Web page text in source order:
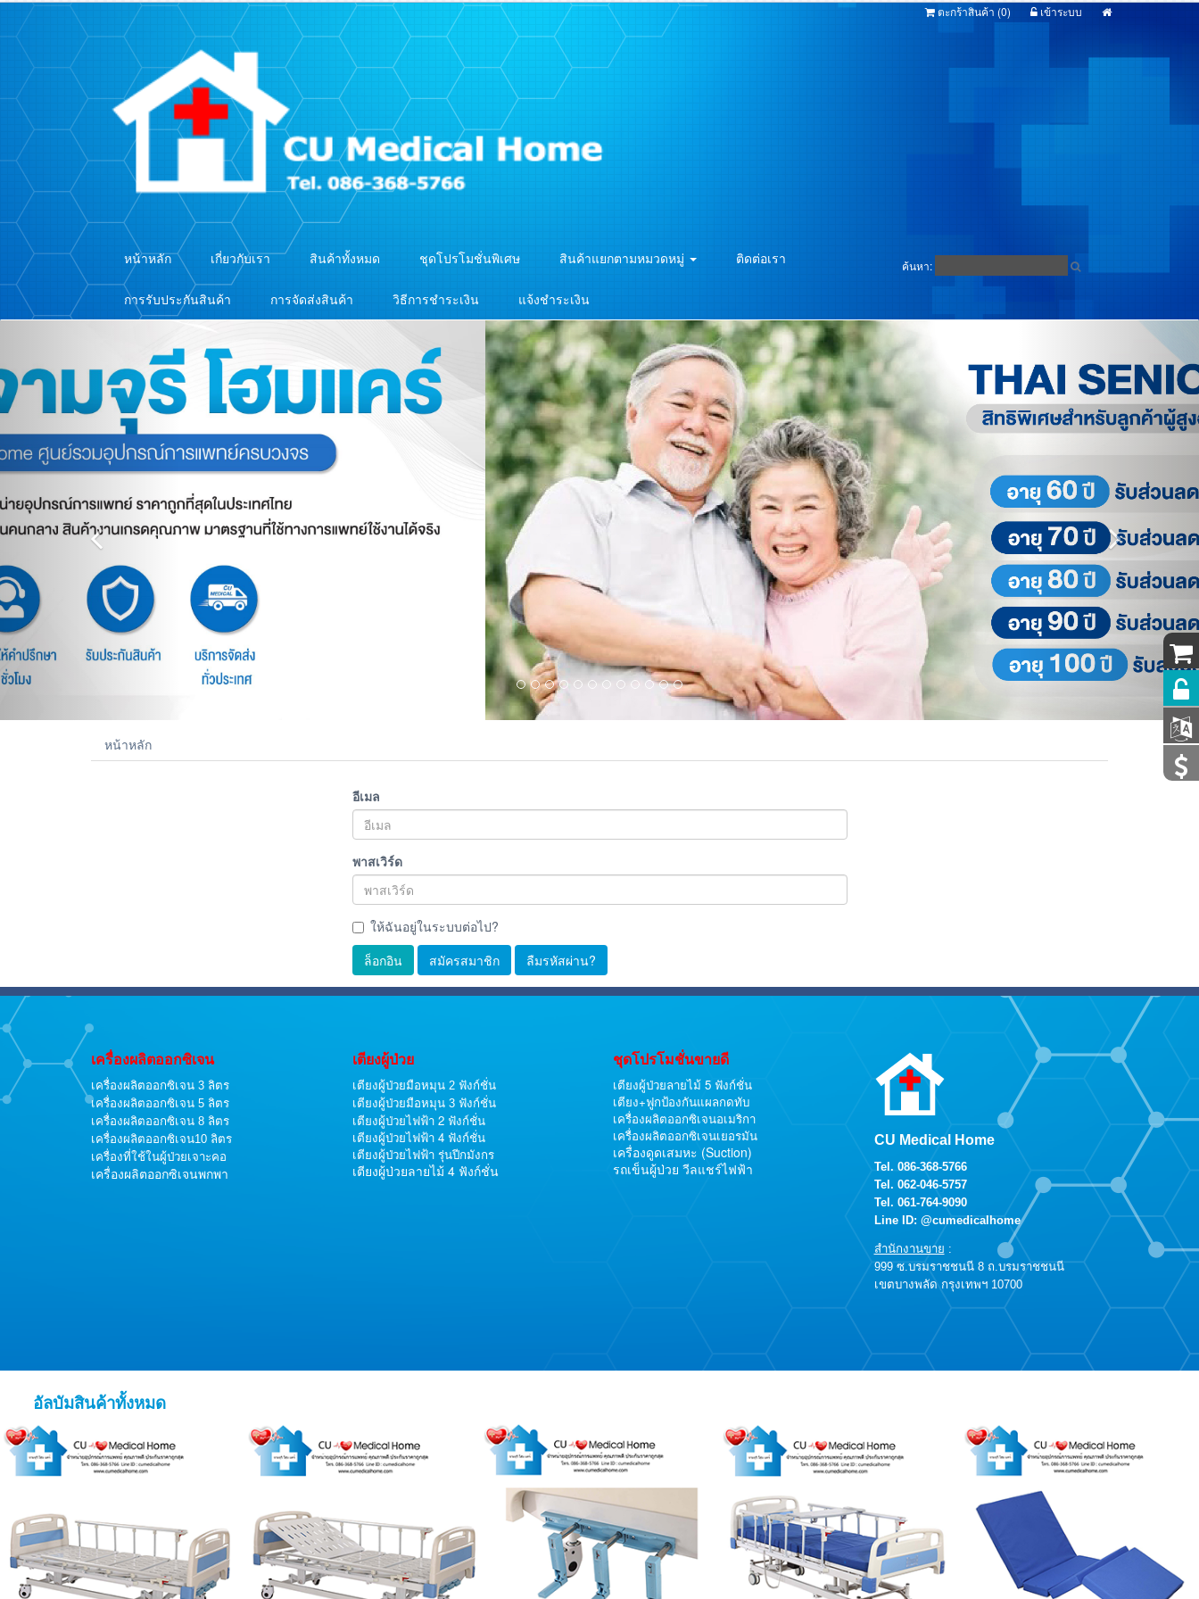
เข้าระบบ
ตะกร้าสินค้า (0)
หน้าหลัก เกี่ยวกับเรา สินค้าทั้งหมด ชุดโปรโมชั่นพิเศษ สินค้าแยกตามหมวดหมู่ ติดต่อเรา
การรับประกันสินค้า การจัดส่งสินค้า วิธีการชำระเงิน แจ้งชำระเงิน
ค้นหา:
หน้าหลัก
อีเมล
พาสเวิร์ด
ให้ฉันอยู่ในระบบต่อไป?
ล็อกอิน
สมัครสมาชิก ลืมรหัสผ่าน?
เครื่องผลิตออกซิเจน
เครื่องผลิตออกซิเจน 3 ลิตร
เครื่องผลิตออกซิเจน 5 ลิตร
เครื่องผลิตออกซิเจน 8 ลิตร
เครื่องผลิตออกซิเจน10 ลิตร
เครื่องที่ใช้ในผู้ป่วยเจาะคอ
เครื่องผลิตออกซิเจนพกพา
เตียงผู้ป่วย
เตียงผู้ป่วยมือหมุน 2 ฟังก์ชั่น
เตียงผู้ป่วยมือหมุน 3 ฟังก์ชั่น
เตียงผู้ป่วยไฟฟ้า 2 ฟังก์ชั่น
เตียงผู้ป่วยไฟฟ้า 4 ฟังก์ชั่น
เตียงผู้ป่วยไฟฟ้า รุ่นปีกมังกร
เตียงผู้ป่วยลายไม้ 4 ฟังก์ชั่น
ชุดโปรโมชั่นขายดี
เตียงผู้ป่วยลายไม้ 5 ฟังก์ชั่น
เตียง+ฟูกป้องกันแผลกดทับ
เครื่องผลิตออกซิเจนอเมริกา
เครื่องผลิตออกซิเจนเยอรมัน
เครื่องดูดเสมหะ (Suction)
รถเข็นผู้ป่วย วีลแชร์ไฟฟ้า
CU Medical Home
Tel. 086-368-5766
Tel. 062-046-5757
Tel. 061-764-9090
Line ID: @cumedicalhome
สำนักงานขาย :
999 ซ.บรมราชชนนี 8 ถ.บรมราชชนนี
เขตบางพลัด กรุงเทพฯ 10700
อัลบัมสินค้าทั้งหมด